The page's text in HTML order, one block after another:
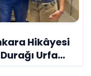
Hikâyesi
Urfa